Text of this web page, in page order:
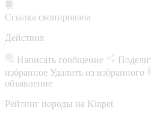
Ссылка скопирована
Действия
Написать сообщение
избранное Удалить из избранного
объявление
Рейтинг породы на Kinpet